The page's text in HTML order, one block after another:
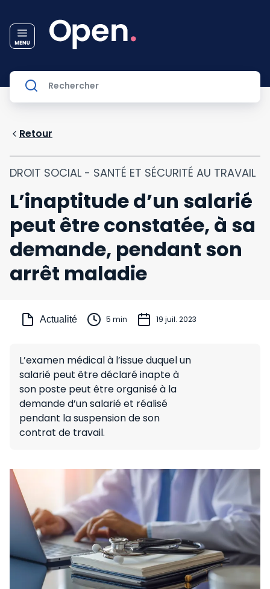
Retour
DROIT SOCIAL - SANTÉ ET SÉCURITÉ AU TRAVAIL
L’inaptitude d’un salarié
peut être constatée, à sa
demande, pendant son
arrêt maladie
Actualité 5 min 19 juil. 2023
L’examen médical à l’issue duquel un
salarié peut être déclaré inapte à
son poste peut être organisé à la
demande d’un salarié et réalisé
pendant la suspension de son
contrat de travail.